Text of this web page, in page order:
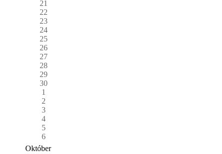
21
22
23
24
25
26
27
28
29
30
1
2
3
4
5
6
Október